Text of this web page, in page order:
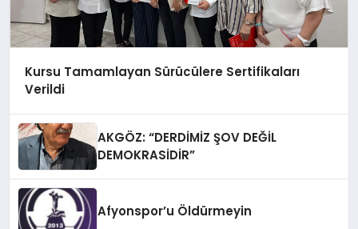
Kursu Tamamlayan Sürücülere Sertifikaları
Verildi
AKGÖZ: “DERDİMİZ ŞOV DEĞİL
DEMOKRASİDİR”
Afyonspor’u Öldürmeyin